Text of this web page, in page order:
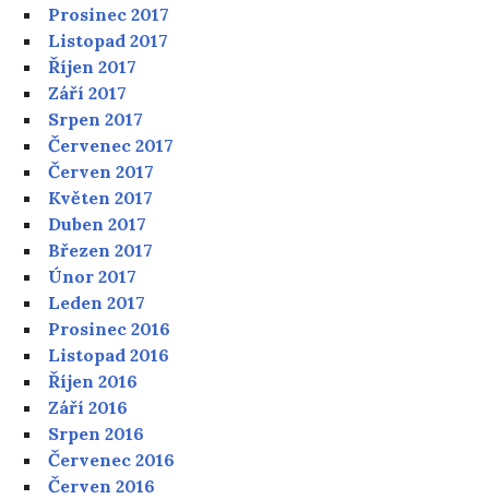
Prosinec 2017
Listopad 2017
Říjen 2017
Září 2017
Srpen 2017
Červenec 2017
Červen 2017
Květen 2017
Duben 2017
Březen 2017
Únor 2017
Leden 2017
Prosinec 2016
Listopad 2016
Říjen 2016
Září 2016
Srpen 2016
Červenec 2016
Červen 2016